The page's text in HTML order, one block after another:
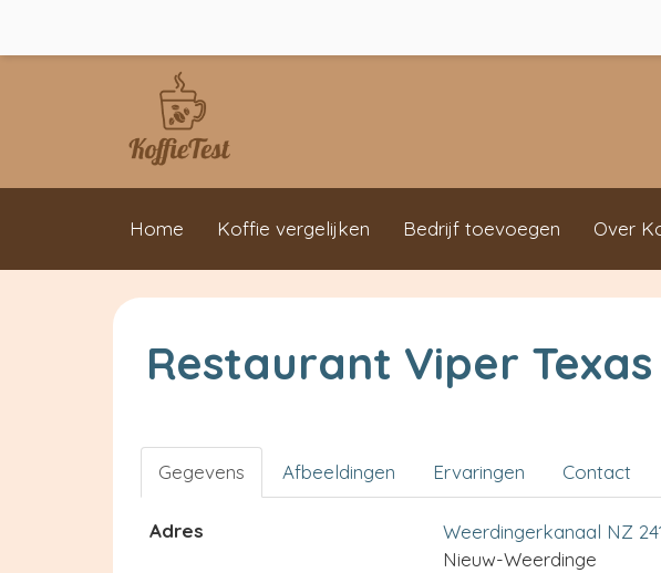
Home Koffie vergelijken Bedrijf toevoegen Over
Restaurant Viper
Gegevens Afbeeldingen Ervaringen Contact
Adres
Weerdingerkanaal NZ
Nieuw-Weerdinge